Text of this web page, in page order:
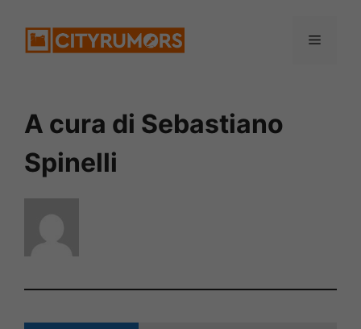
Menu
A cura di Sebastiano
Spinelli